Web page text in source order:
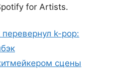
for Artists.
k-pop:
сцены